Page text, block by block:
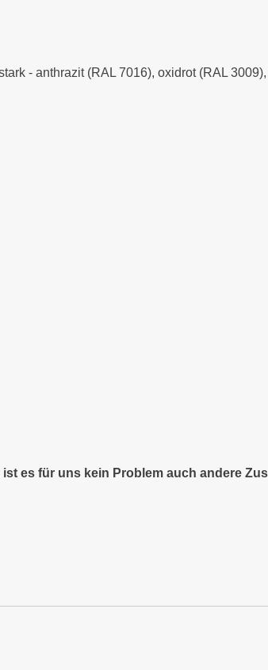
- anthrazit (RAL 7016), oxidrot (RAL
es für uns kein Problem auch andere